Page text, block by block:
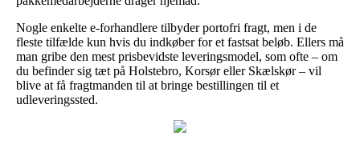
Nogle enkelte e-forhandlere tilbyder portofri fragt, men i de
fleste tilfælde kun hvis du indkøber for et fastsat beløb. Ellers må
man gribe den mest prisbevidste leveringsmodel, som ofte – om
du befinder sig tæt på Holstebro, Korsør eller Skælskør – vil
blive at få fragtmanden til at bringe bestillingen til et
udleveringssted.